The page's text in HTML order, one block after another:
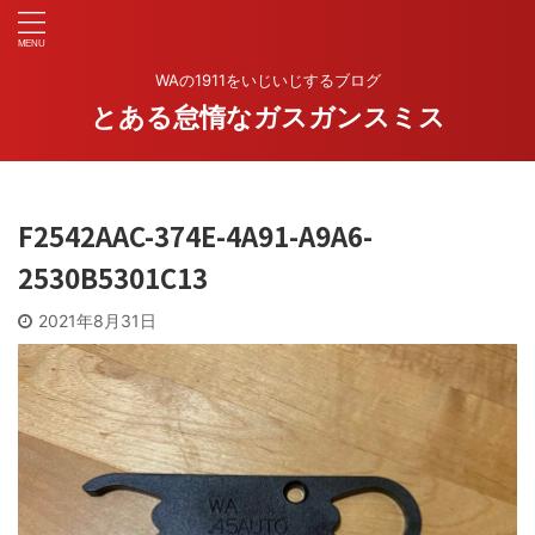
WAの1911をいじいじするブログ
とある怠惰なガスガンスミス
F2542AAC-374E-4A91-A9A6-
2530B5301C13
2021年8月31日